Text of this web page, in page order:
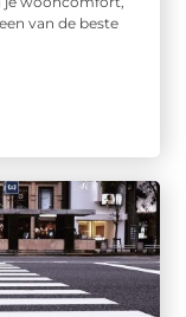
van de beste